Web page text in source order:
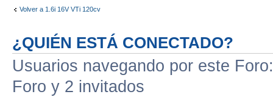
Volver a 1.6i 16V VTi 120cv
¿QUIÉN ESTÁ CONECTADO?
Usuarios navegando por este
Foro y 2 invitados